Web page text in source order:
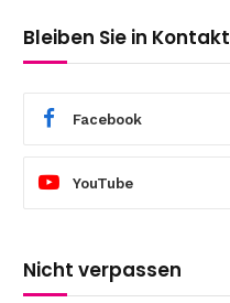
Bleiben Sie in Kontakt
Facebook
YouTube
Nicht verpassen